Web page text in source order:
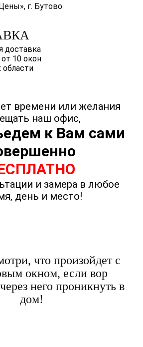
г. Бутово
доставка
от 10 окон
области
времени или желания
наш офис,
к Вам сами
и замера в любое
день и место!
что произойдет с
окном, если вор
него проникнуть в
дом!